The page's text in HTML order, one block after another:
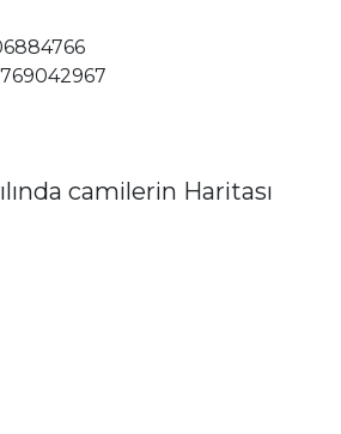
camilerin Haritası